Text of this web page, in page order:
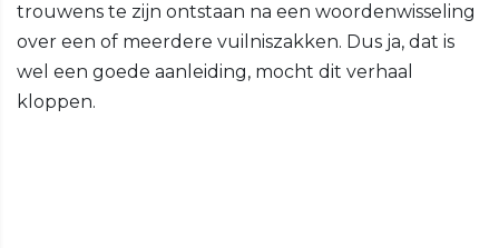
trouwens te zijn ontstaan na een woordenwisseling
over een of meerdere vuilniszakken. Dus ja, dat is
wel een goede aanleiding, mocht dit verhaal
kloppen.